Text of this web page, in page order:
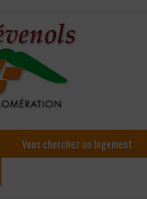
Vous cherchez un logement